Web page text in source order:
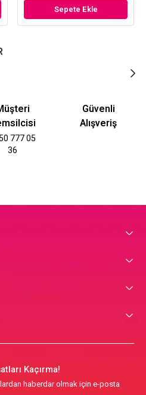
Sepete Ekle
777 05
36
Güvenli
Alışveriş
Kaçırma!
haberdar olmak için e-posta